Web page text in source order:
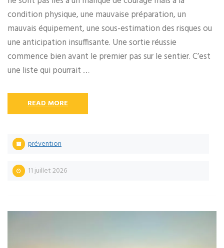
condition physique, une mauvaise préparation, un
mauvais équipement, une sous-estimation des risques ou
une anticipation insuffisante. Une sortie réussie
commence bien avant le premier pas sur le sentier. C’est
une liste qui pourrait …
READ MORE
prévention
11 juillet 2026